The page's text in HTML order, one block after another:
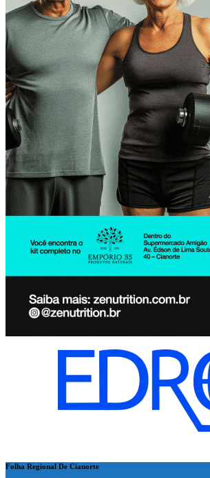
Folha Regional De Cianorte